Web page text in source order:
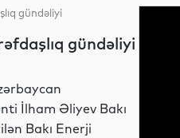
gündəliyi
gündəliyi
İlham Əliyev Bakı
Bakı Enerji